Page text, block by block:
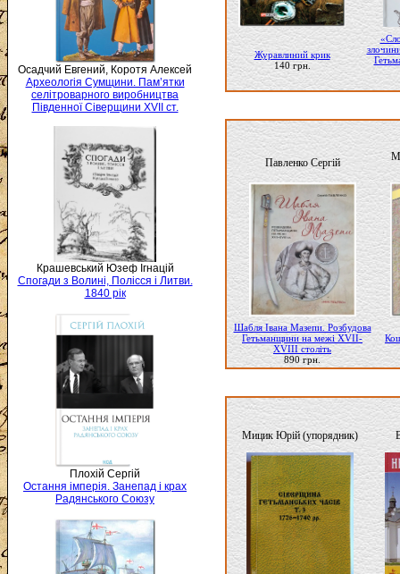
Осадчий Евгений, Коротя Алексей
Археологія Сумщини. Пам’ятки
селітроварного виробництва
Південної Сіверщини XVII ст.
Крашевський Юзеф Ігнацій
Спогади з Волині, Полісся і Литви.
1840 рік
Плохій Сергій
Остання імперія. Занепад і крах
Радянського Союзу
Журавлиний крик
140 грн.
Павленко Сергій
Шабля Івана Мазепи. Розбудова
Гетьманщини на межі ХVІІ-
ХVІІІ століть
890 грн.
Мицик Юрій (упорядник)